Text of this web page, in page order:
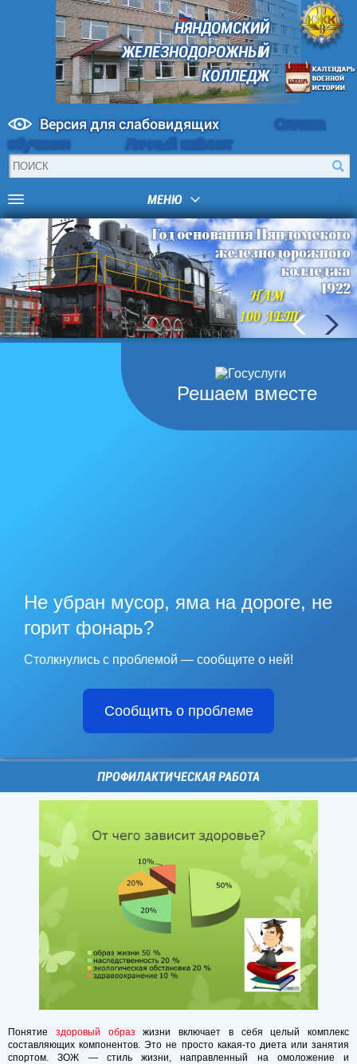
НЯНДОМСКИЙ
ЖЕЛЕЗНОДОРОЖНЫЙ
КОЛЛЕДЖ
Версия для слабовидящих
Оплата
обучения
Личный кабинет
МЕНЮ
Решаем вместе
Не убран мусор, яма на дороге, не
горит фонарь?
Столкнулись с проблемой — сообщите о ней!
Сообщить о проблеме
ПРОФИЛАКТИЧЕСКАЯ РАБОТА
Понятие здоровый образ жизни включает в себя целый комплекс
составляющих компонентов. Это не просто какая-то диета или занятия
спортом. ЗОЖ — стиль жизни, направленный на омоложение и